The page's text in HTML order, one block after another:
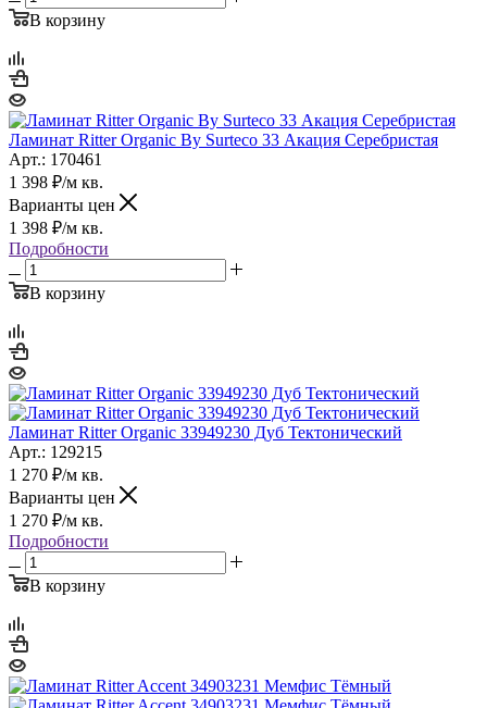
В корзину
Ламинат Ritter Organic By Surteco 33 Акация Серебристая
Арт.: 170461
1 398 ₽/м кв.
Варианты цен
1 398 ₽/м кв.
Подробности
В корзину
Ламинат Ritter Organic 33949230 Дуб Тектонический
Арт.: 129215
1 270 ₽/м кв.
Варианты цен
1 270 ₽/м кв.
Подробности
В корзину